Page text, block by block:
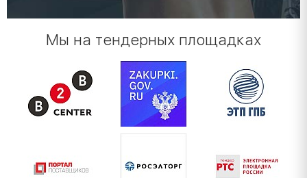
Мы на тендерных площадках